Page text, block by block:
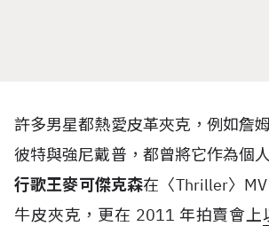
許多男星都熱愛皮革夾克，例如詹
彼特與強尼戴普，都曾將它作為個
行歌王麥可傑克森在〈Thriller〉 MV
牛皮夾克，更在 2011 年拍賣會上